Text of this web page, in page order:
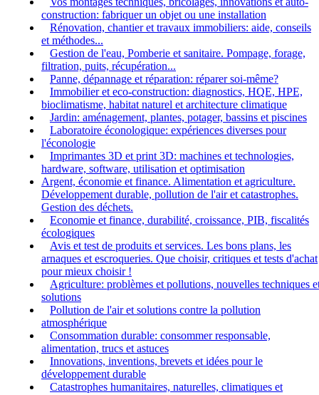
construction: fabriquer un objet ou une installation
Rénovation, chantier et travaux immobiliers: aide, conseils
et méthodes...
Gestion de l'eau, Pomberie et sanitaire. Pompage, forage,
filtration, puits, récupération...
Panne, dépannage et réparation: réparer soi-même?
Immobilier et eco-construction: diagnostics, HQE, HPE,
bioclimatisme, habitat naturel et architecture climatique
Jardin: aménagement, plantes, potager, bassins et piscines
Laboratoire éconologique: expériences diverses pour
l'éconologie
Imprimantes 3D et print 3D: machines et technologies,
hardware, software, utilisation et optimisation
Argent, économie et finance. Alimentation et agriculture.
Développement durable, pollution de l'air et catastrophes.
Gestion des déchets.
Economie et finance, durabilité, croissance, PIB, fiscalités
écologiques
Avis et test de produits et services. Les bons plans, les
arnaques et escroqueries. Que choisir, critiques et tests d'achat
pour mieux choisir !
Agriculture: problèmes et pollutions, nouvelles techniques
solutions
Pollution de l'air et solutions contre la pollution
atmosphérique
Consommation durable: consommer responsable,
alimentation, trucs et astuces
Innovations, inventions, brevets et idées pour le
développement durable
Catastrophes humanitaires, naturelles, climatiques et